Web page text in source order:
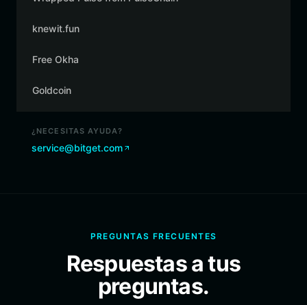
knewit.fun
Free Okha
Goldcoin
¿NECESITAS AYUDA?
service@bitget.com
PREGUNTAS FRECUENTES
Respuestas a tus
preguntas.